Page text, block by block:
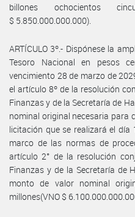
billones ochocientos
$ 5.850.000.000.000).
ARTÍCULO 3º.- Dispónese la
Tesoro Nacional en pesos
vencimiento 28 de marzo de
el artículo 8º de la resolución
Finanzas y de la Secretaría de
nominal original necesaria para
licitación que se realizará el
marco de las normas de
artículo 2° de la resolución
Finanzas y de la Secretaría de
monto de valor nominal
millones(VNO $